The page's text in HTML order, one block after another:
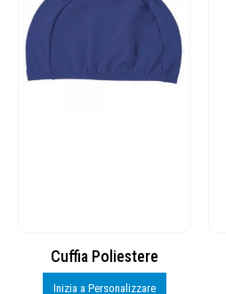
Cuffia Poliestere
Inizia a Personalizzare